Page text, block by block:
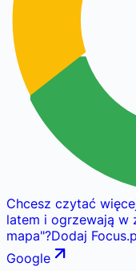
Chcesz czytać
latem i ogrzewają w
mapa"?Dodaj
Google